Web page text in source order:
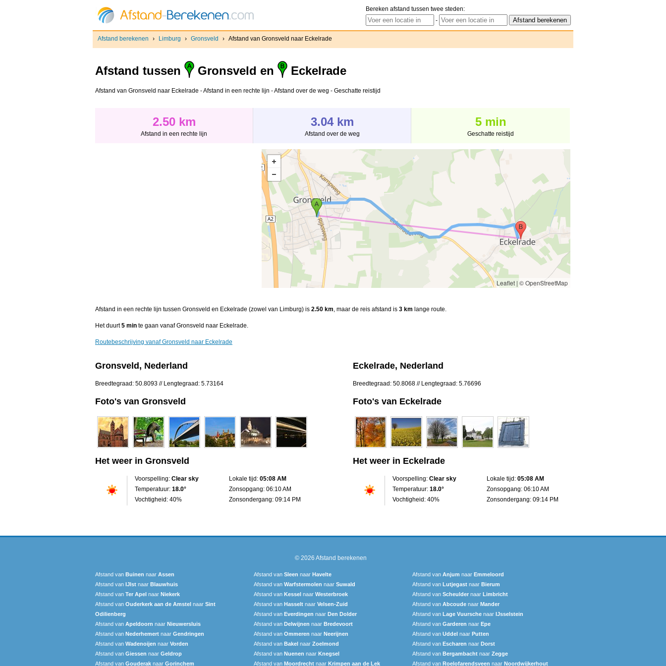
Bereken afstand tussen twee steden:
-
Afstand berekenen › Limburg › Gronsveld › Afstand van Gronsveld naar Eckelrade
Afstand tussen Gronsveld en Eckelrade
Afstand van Gronsveld naar Eckelrade - Afstand in een rechte lijn - Afstand over de weg - Geschatte reistijd
2.50 km
Afstand in een rechte lijn
3.04 km
Afstand over de weg
5 min
Geschatte reistijd
Leaflet | © OpenStreetMap
Afstand in een rechte lijn tussen Gronsveld en Eckelrade (zowel van Limburg) is 2.50 km, maar de reis afstand is 3 km lange route.
Het duurt5 min te gaan vanaf Gronsveld naar Eckelrade.
Routebeschrijving vanaf Gronsveld naar Eckelrade
Gronsveld, Nederland
Breedtegraad: 50.8093 // Lengtegraad: 5.73164
Foto's van Gronsveld
Het weer in Gronsveld
Voorspelling: Clear sky
Temperatuur: 18.0°
Vochtigheid: 40%
Lokale tijd: 05:08 AM
Zonsopgang: 06:10 AM
Zonsondergang: 09:14 PM
Eckelrade, Nederland
Breedtegraad: 50.8068 // Lengtegraad: 5.76696
Foto's van Eckelrade
Het weer in Eckelrade
Voorspelling: Clear sky
Temperatuur: 18.0°
Vochtigheid: 40%
Lokale tijd: 05:08 AM
Zonsopgang: 06:10 AM
Zonsondergang: 09:14 PM
© 2026 Afstand berekenen
Afstand van Buinen naar Assen Afstand van Sleen naar Havelte Afstand van Anjum naar Emmeloord
Afstand van IJlst naar Blauwhuis Afstand van Warfstermolen naar Suwald Afstand van Lutjegast naar Bierum
Afstand van Ter Apel naar Niekerk Afstand van Kessel naar Westerbroek Afstand van Scheulder naar Limbricht
Afstand van Ouderkerk aan de Amstel naar Sint
Odilienberg
Afstand van Hasselt naar Velsen-Zuid Afstand van Abcoude naar Mander
Afstand van Everdingen naar Den Dolder Afstand van Lage Vuursche naar IJsselstein
Afstand van Apeldoorn naar Nieuwersluis Afstand van Delwijnen naar Bredevoort Afstand van Garderen naar Epe
Afstand van Nederhemert naar Gendringen Afstand van Ommeren naar Neerijnen Afstand van Uddel naar Putten
Afstand van Wadenoijen naar Vorden Afstand van Bakel naar Zoelmond Afstand van Escharen naar Dorst
Afstand van Giessen naar Geldrop Afstand van Nuenen naar Knegsel Afstand van Bergambacht naar Zegge
Afstand van Gouderak naar Gorinchem Afstand van Moordrecht naar Krimpen aan de Lek Afstand van Roelofarendsveen naar Noordwijkerhout